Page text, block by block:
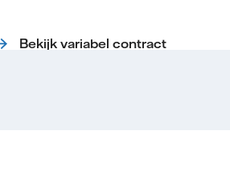
Bekijk variabel contract